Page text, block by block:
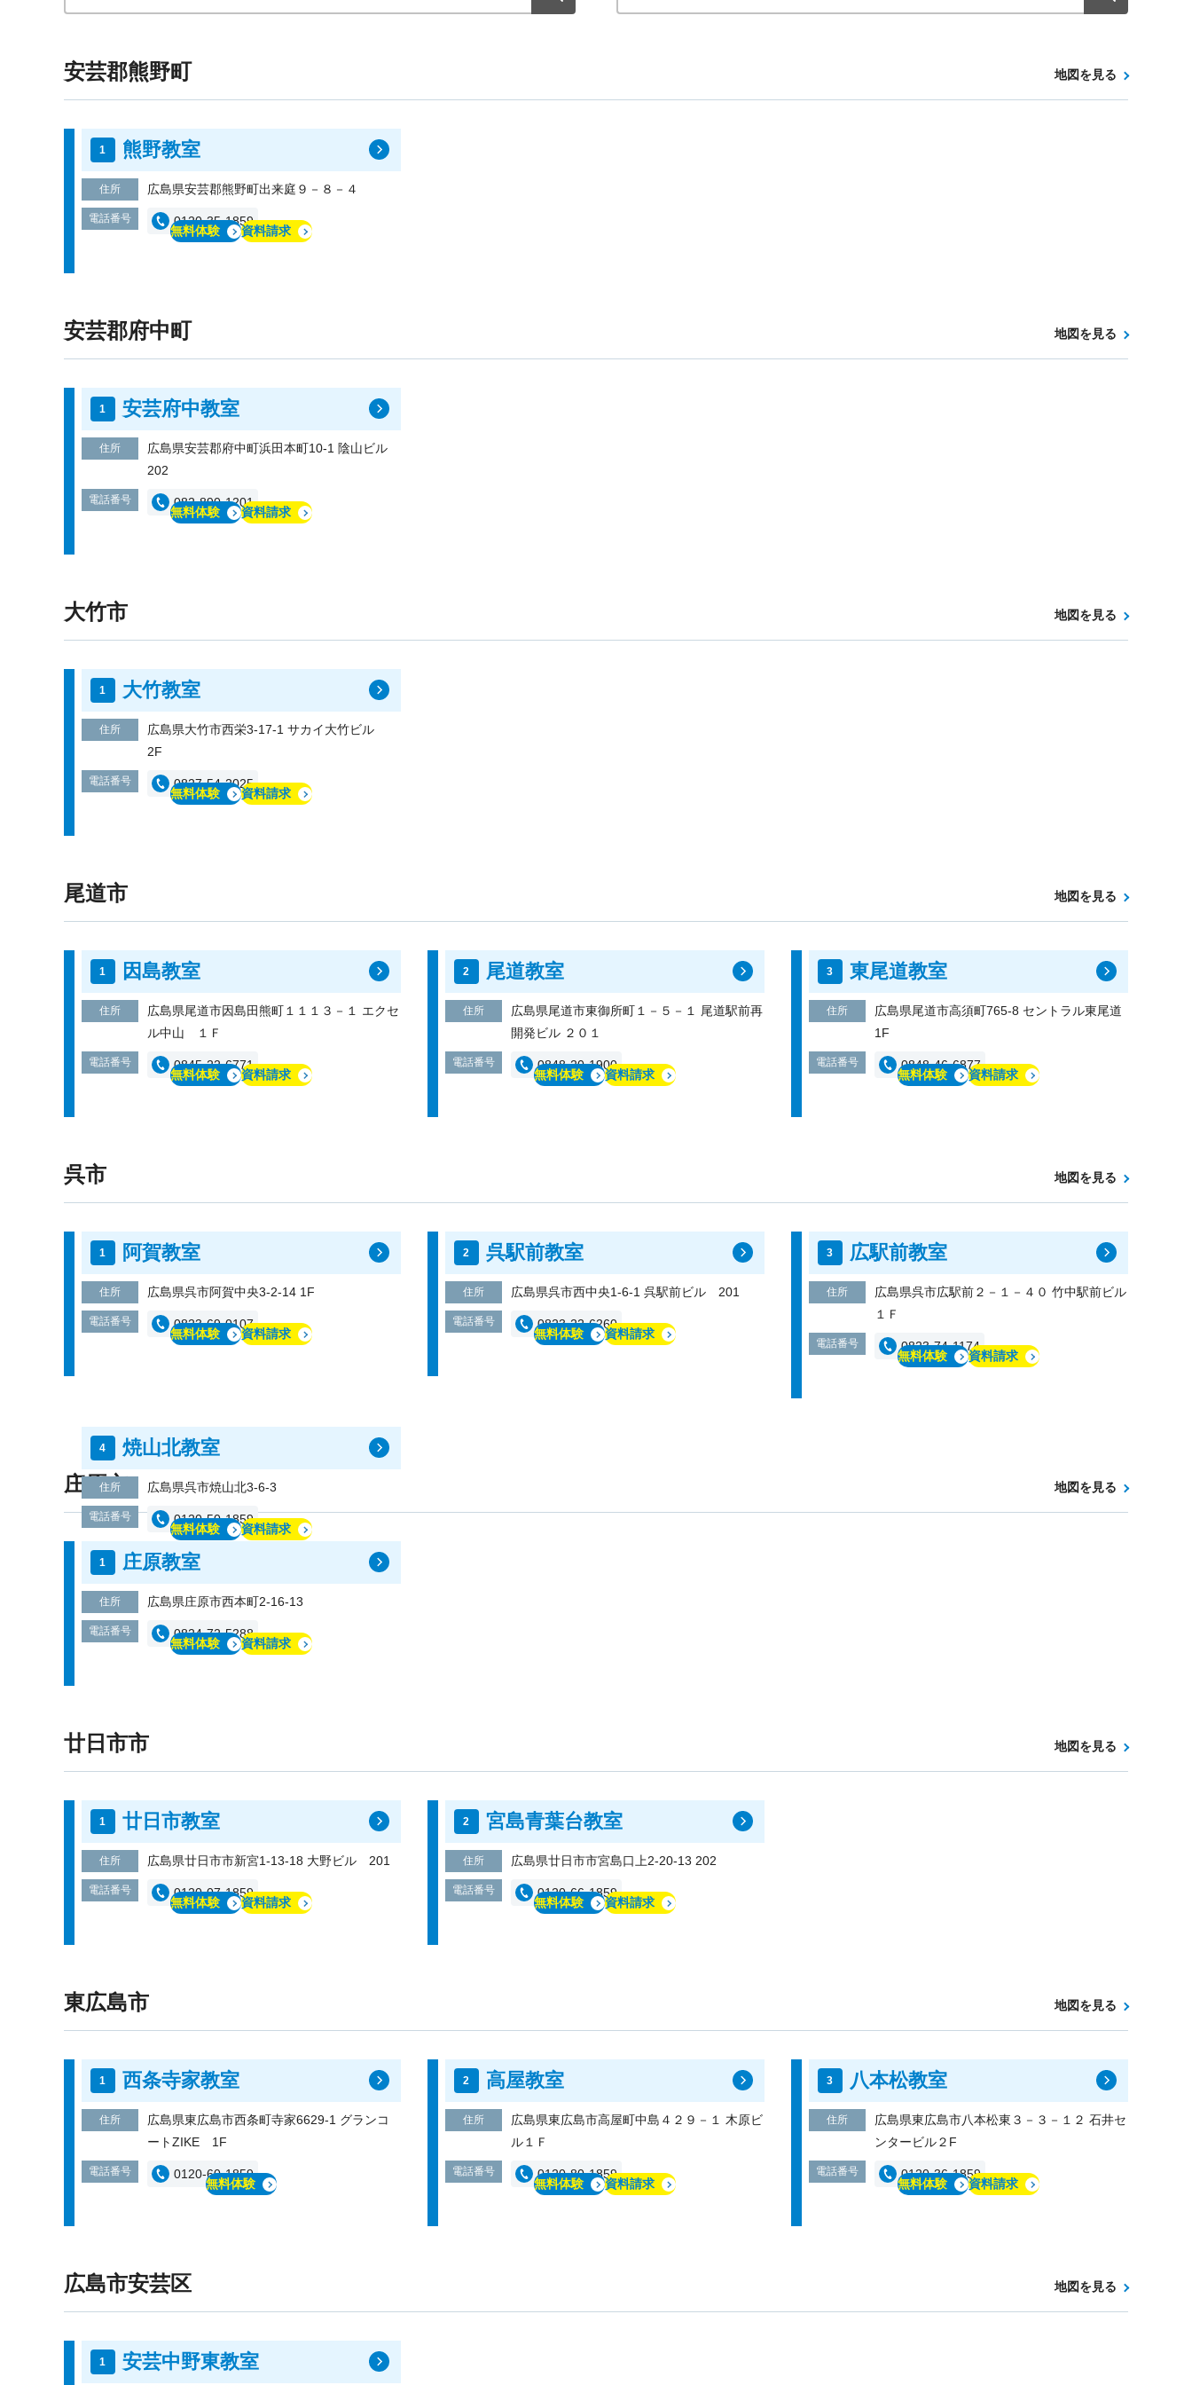
安芸郡熊野町 地図を見る
熊野教室
住所 広島県安芸郡熊野町出来庭９－８－４
電話番号 0120-35-1859
無料体験 資料請求
安芸郡府中町 地図を見る
安芸府中教室
住所
広島県安芸郡府中町浜田本町10-1 陰山ビル
202
電話番号 082-890-1201
無料体験 資料請求
大竹市 地図を見る
大竹教室
住所
広島県大竹市西栄3-17-1 サカイ大竹ビル
2F
電話番号 0827-54-2025
無料体験 資料請求
尾道市 地図を見る
因島教室
住所
広島県尾道市因島田熊町１１１３－１ エクセ
ル中山 １Ｆ
電話番号 0845-22-6771
無料体験 資料請求
尾道教室
住所
広島県尾道市東御所町１－５－１ 尾道駅前再
開発ビル ２０１
電話番号 0848-20-1900
無料体験 資料請求
東尾道教室
住所
広島県尾道市高須町765-8 セントラル東尾道
1F
電話番号 0848-46-6877
無料体験 資料請求
呉市 地図を見る
阿賀教室
住所 広島県呉市阿賀中央3-2-14 1F
電話番号 0823-69-0107
無料体験 資料請求
呉駅前教室
住所 広島県呉市西中央1-6-1 呉駅前ビル 201
電話番号 0823-22-6260
無料体験 資料請求
広駅前教室
住所
広島県呉市広駅前２－１－４０ 竹中駅前ビル
１Ｆ
電話番号 0823-74-1174
無料体験 資料請求
焼山北教室
住所 広島県呉市焼山北3-6-3
電話番号 0120-50-1859
無料体験 資料請求
庄原市 地図を見る
庄原教室
住所 広島県庄原市西本町2-16-13
電話番号 0824-72-5288
無料体験 資料請求
廿日市市 地図を見る
廿日市教室
住所 広島県廿日市市新宮1-13-18 大野ビル 201
電話番号 0120-07-1859
無料体験 資料請求
宮島青葉台教室
住所 広島県廿日市市宮島口上2-20-13 202
電話番号 0120-66-1859
無料体験 資料請求
東広島市 地図を見る
西条寺家教室
住所
広島県東広島市西条町寺家6629-1 グランコ
ートZIKE 1F
電話番号 0120-60-1859
無料体験
高屋教室
住所
広島県東広島市高屋町中島４２９－１ 木原ビ
ル１Ｆ
電話番号 0120-80-1859
無料体験 資料請求
八本松教室
住所
広島県東広島市八本松東３－３－１２ 石井セ
ンタービル２F
電話番号 0120-36-1859
無料体験 資料請求
広島市安芸区 地図を見る
安芸中野東教室